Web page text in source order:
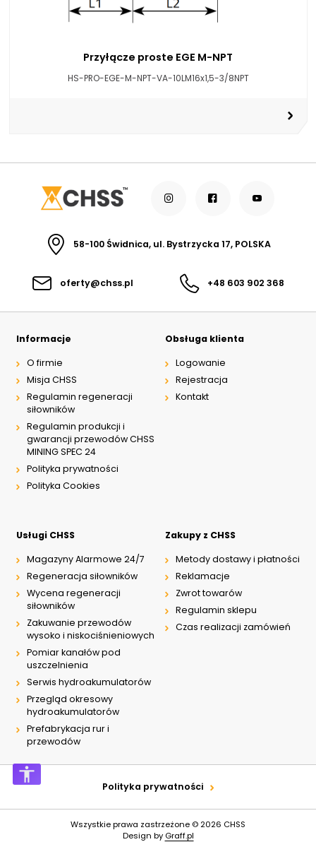
Przyłącze proste EGE M-NPT
HS-PRO-EGE-M-NPT-VA-10LM16x1,5-3/8NPT
58-100 Świdnica, ul. Bystrzycka 17, POLSKA
oferty@chss.pl +48 603 902 368
Informacje
O firmie
Misja CHSS
Regulamin regeneracji
siłowników
Regulamin produkcji i
gwarancji przewodów CHSS
MINING SPEC 24
Polityka prywatności
Polityka Cookies
Obsługa klienta
Logowanie
Rejestracja
Kontakt
Usługi CHSS
Magazyny Alarmowe 24/7
Regeneracja siłowników
Wycena regeneracji
siłowników
Zakuwanie przewodów
wysoko i niskociśnieniowych
Pomiar kanałów pod
uszczelnienia
Serwis hydroakumulatorów
Przegląd okresowy
hydroakumulatorów
Prefabrykacja rur i
przewodów
Zakupy z CHSS
Metody dostawy i płatności
Reklamacje
Zwrot towarów
Regulamin sklepu
Czas realizacji zamówień
Polityka prywatności
Wszystkie prawa zastrzeżone © 2026 CHSS
Design by Graff.pl